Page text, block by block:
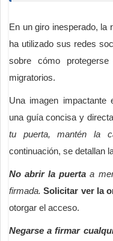
En un giro inesperado, la
ha utilizado sus redes
sobre cómo
migratorios.
Una imagen
una guía concisa y
tu puerta, mantén la
continuación, se detallan
No abrir la puerta a
firmada. Solicitar ver la
otorgar el acceso.
Negarse a firmar